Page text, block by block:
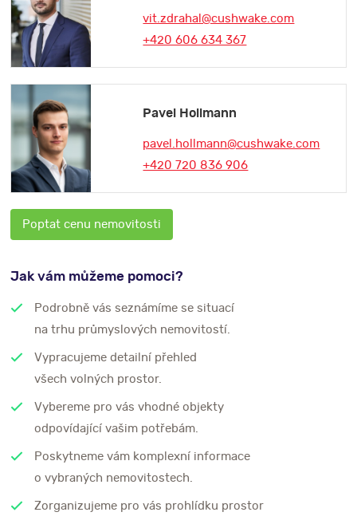
vit.zdrahal@cushwake.com
+420 606 634 367
Pavel Hollmann
pavel.hollmann@cushwake.com
+420 720 836 906
Poptat cenu nemovitosti
Jak vám můžeme pomoci?
Podrobně vás seznámíme se situací
na trhu průmyslových nemovitostí.
Vypracujeme detailní přehled
všech volných prostor.
Vybereme pro vás vhodné objekty
odpovídající vašim potřebám.
Poskytneme vám komplexní informace
o vybraných nemovitostech.
Zorganizujeme pro vás prohlídku prostor